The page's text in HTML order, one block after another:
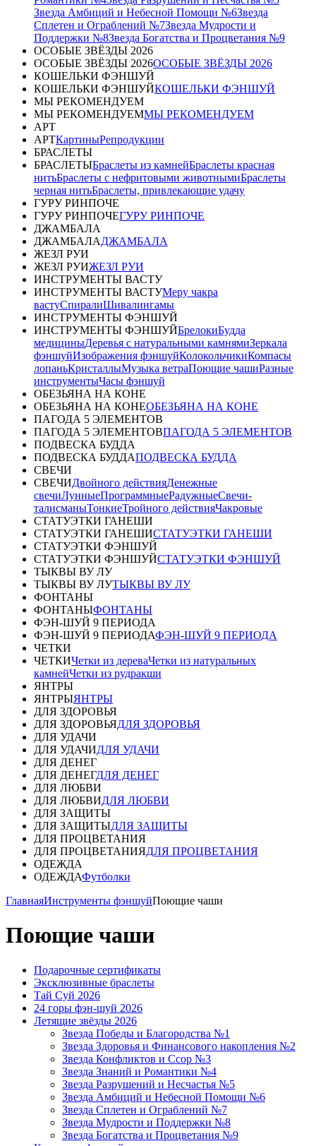
Звезда Амбиций и Небесной Помощи №6Звезда
Сплетен и Ограблений №7Звезда Мудрости и
Поддержки №8Звезда Богатства и Процветания №9
ОСОБЫЕ ЗВЁЗДЫ 2026
ОСОБЫЕ ЗВЁЗДЫ 2026ОСОБЫЕ ЗВЁЗДЫ 2026
КОШЕЛЬКИ ФЭНШУЙ
КОШЕЛЬКИ ФЭНШУЙКОШЕЛЬКИ ФЭНШУЙ
МЫ РЕКОМЕНДУЕМ
МЫ РЕКОМЕНДУЕММЫ РЕКОМЕНДУЕМ
АРТ
АРТКартиныРепродукции
БРАСЛЕТЫ
БРАСЛЕТЫБраслеты из камнейБраслеты красная
нитьБраслеты с нефритовыми животнымиБраслеты
черная нитьБраслеты, привлекающие удачу
ГУРУ РИНПОЧЕ
ГУРУ РИНПОЧЕГУРУ РИНПОЧЕ
ДЖАМБАЛА
ДЖАМБАЛАДЖАМБАЛА
ЖЕЗЛ РУИ
ЖЕЗЛ РУИЖЕЗЛ РУИ
ИНСТРУМЕНТЫ ВАСТУ
ИНСТРУМЕНТЫ ВАСТУМеру чакра
вастуСпиралиШивалингамы
ИНСТРУМЕНТЫ ФЭНШУЙ
ИНСТРУМЕНТЫ ФЭНШУЙБрелокиБудда
медициныДеревья с натуральными камнямиЗеркала
фэншуйИзображения фэншуйКолокольчикиКомпасы
лопаньКристаллыМузыка ветраПоющие чашиРазные
инструментыЧасы фэншуй
ОБЕЗЬЯНА НА КОНЕ
ОБЕЗЬЯНА НА КОНЕОБЕЗЬЯНА НА КОНЕ
ПАГОДА 5 ЭЛЕМЕНТОВ
ПАГОДА 5 ЭЛЕМЕНТОВПАГОДА 5 ЭЛЕМЕНТОВ
ПОДВЕСКА БУДДА
ПОДВЕСКА БУДДАПОДВЕСКА БУДДА
СВЕЧИ
СВЕЧИДвойного действияДенежные
свечиЛунныеПрограммныеРадужныеСвечи-
талисманыТонкиеТройного действияЧакровые
СТАТУЭТКИ ГАНЕШИ
СТАТУЭТКИ ГАНЕШИСТАТУЭТКИ ГАНЕШИ
СТАТУЭТКИ ФЭНШУЙ
СТАТУЭТКИ ФЭНШУЙСТАТУЭТКИ ФЭНШУЙ
ТЫКВЫ ВУ ЛУ
ТЫКВЫ ВУ ЛУТЫКВЫ ВУ ЛУ
ФОНТАНЫ
ФОНТАНЫФОНТАНЫ
ФЭН-ШУЙ 9 ПЕРИОДА
ФЭН-ШУЙ 9 ПЕРИОДАФЭН-ШУЙ 9 ПЕРИОДА
ЧЕТКИ
ЧЕТКИЧетки из дереваЧетки из натуральных
камнейЧетки из рудракши
ЯНТРЫ
ЯНТРЫЯНТРЫ
ДЛЯ ЗДОРОВЬЯ
ДЛЯ ЗДОРОВЬЯДЛЯ ЗДОРОВЬЯ
ДЛЯ УДАЧИ
ДЛЯ УДАЧИДЛЯ УДАЧИ
ДЛЯ ДЕНЕГ
ДЛЯ ДЕНЕГДЛЯ ДЕНЕГ
ДЛЯ ЛЮБВИ
ДЛЯ ЛЮБВИДЛЯ ЛЮБВИ
ДЛЯ ЗАЩИТЫ
ДЛЯ ЗАЩИТЫДЛЯ ЗАЩИТЫ
ДЛЯ ПРОЦВЕТАНИЯ
ДЛЯ ПРОЦВЕТАНИЯДЛЯ ПРОЦВЕТАНИЯ
ОДЕЖДА
ОДЕЖДАФутболки
ГлавнаяИнструменты фэншуйПоющие чаши
Поющие чаши
Подарочные сертификаты
Эксклюзивные браслеты
Тай Суй 2026
24 горы фэн-шуй 2026
Летящие звёзды 2026
Звезда Победы и Благородства №1
Звезда Здоровья и Финансового накопления №2
Звезда Конфликтов и Ссор №3
Звезда Знаний и Романтики №4
Звезда Разрушений и Несчастья №5
Звезда Амбиций и Небесной Помощи №6
Звезда Сплетен и Ограблений №7
Звезда Мудрости и Поддержки №8
Звезда Богатства и Процветания №9